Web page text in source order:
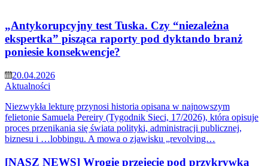
„Antykorupcyjny test Tuska. Czy “niezależna
ekspertka” pisząca raporty pod dyktando branż
poniesie konsekwencje?
20.04.2026
Aktualności
Niezwykła lekturę przynosi historia opisana w najnowszym
felietonie Samuela Pereiry (Tygodnik Sieci, 17/2026), która opisuje
proces przenikania się świata polityki, administracji publicznej,
biznesu i …lobbingu. A mowa o zjawisku „revolving…
[NASZ NEWS] Wrogie przejęcie pod przykrywką